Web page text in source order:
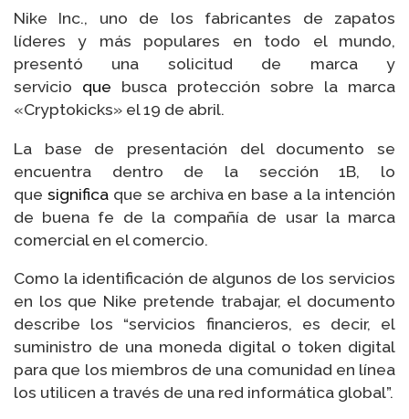
Nike Inc., uno de los fabricantes de zapatos
líderes y más populares en todo el mundo,
presentó una solicitud de marca y
servicio que busca protección sobre la marca
«Cryptokicks» el 19 de abril.
La base de presentación del documento se
encuentra dentro de la sección 1B, lo
que significaque se archiva en base a la intención
de buena fe de la compañía de usar la marca
comercial en el comercio.
Como la identificación de algunos de los servicios
en los que Nike pretende trabajar, el documento
describe los “servicios financieros, es decir, el
suministro de una moneda digital o token digital
para que los miembros de una comunidad en línea
los utilicen a través de una red informática global”.